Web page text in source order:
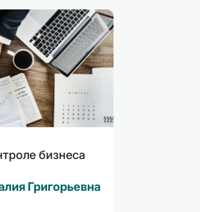
бизнеса
Григорьевна